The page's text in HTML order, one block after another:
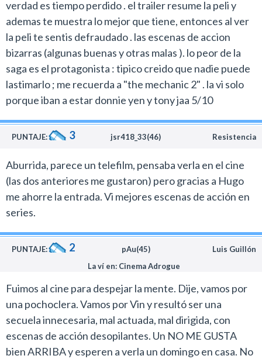
verdad es tiempo perdido . el trailer resume la peli y
ademas te muestra lo mejor que tiene, entonces al ver
la peli te sentis defraudado . las escenas de accion
bizarras (algunas buenas y otras malas ). lo peor de la
saga es el protagonista : tipico creido que nadie puede
lastimarlo ; me recuerda a "the mechanic 2" . la vi solo
porque iban a estar donnie yen y tony jaa 5/10
PUNTAJE: 3 jsr418_33(46) Resistencia
Aburrida, parece un telefilm, pensaba verla en el cine
(las dos anteriores me gustaron) pero gracias a Hugo
me ahorre la entrada. Vi mejores escenas de acción en
series.
PUNTAJE: 2 pAu(45)
Luis Guillón
La ví en: Cinema Adrogue
Fuimos al cine para despejar la mente. Dije, vamos por
una pochoclera. Vamos por Vin y resultó ser una
secuela innecesaria, mal actuada, mal dirigida, con
escenas de acción desopilantes. Un NO ME GUSTA
bien ARRIBA y esperen a verla un domingo en casa. No